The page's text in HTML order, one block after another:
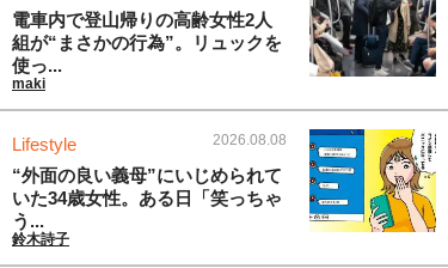
電車内で登山帰りの高齢女性2人
組が“まさかの行為”。リュックを
使っ...
maki
Lifestyle 2026.08.08
“外面の良い義母”にいじめられて
いた34歳女性。ある日「笑っちゃ
う...
鈴木詩子